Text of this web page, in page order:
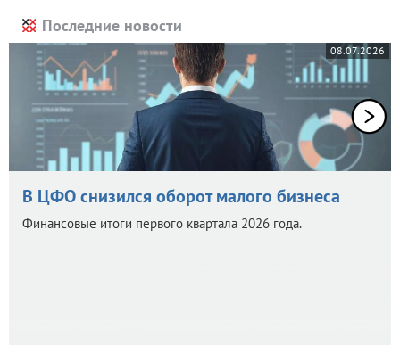
Последние новости
08.07.2026
В ЦФО снизился оборот малого бизнеса
Финансовые итоги первого квартала 2026 года.